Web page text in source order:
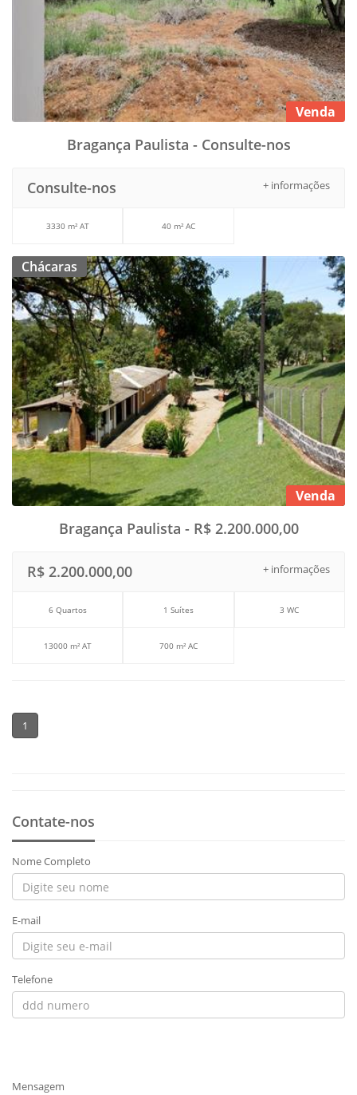
Venda
Bragança Paulista - Consulte-nos
+ informações
Consulte-nos
3330 m² AT 40 m² AC
Chácaras
Venda
Bragança Paulista - R$ 2.200.000,00
+ informações
R$ 2.200.000,00
6 Quartos 1 Suítes 3 WC
13000 m² AT 700 m² AC
1
Contate-nos
Nome Completo
E-mail
Telefone
Mensagem